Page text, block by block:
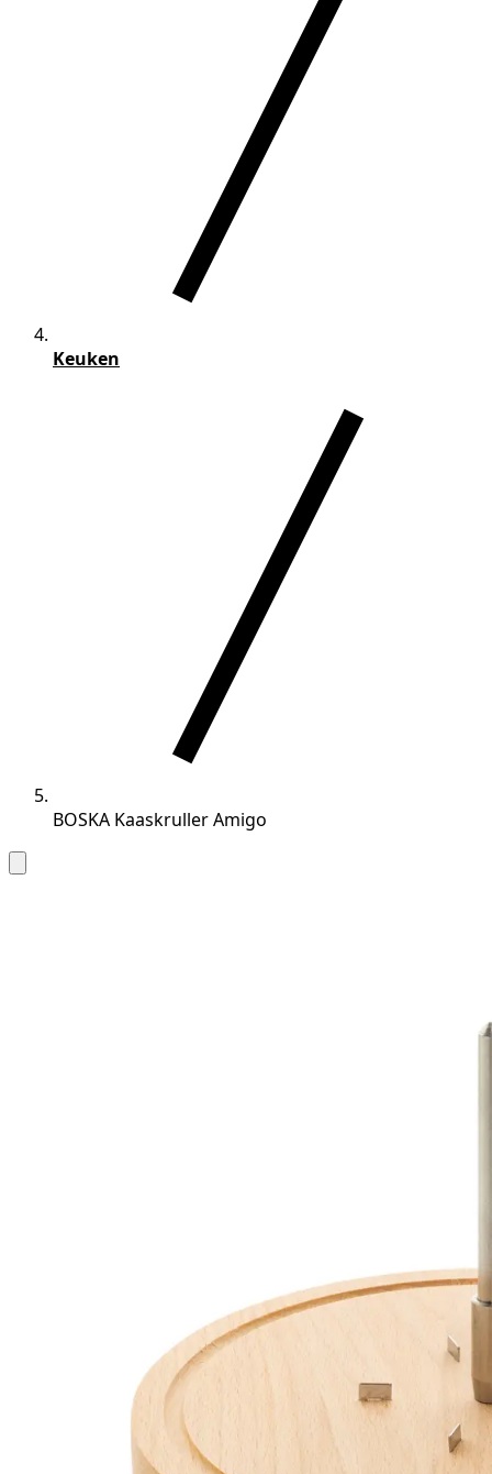
Keuken
BOSKA Kaaskruller Amigo